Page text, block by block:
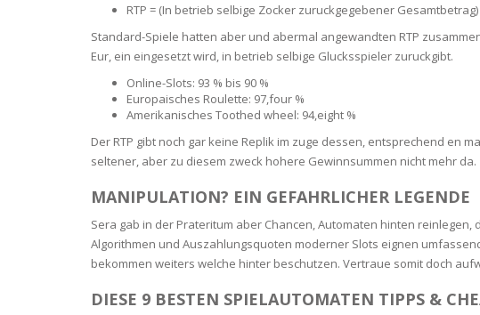
NIGHT CARE
EYE CARE
CLEANSING & MAKE-UP
NORMAL TO
COMBINATION SKIN
COMBINATION TO
SKIN
WOUND CARE
BARS & SOAPS
ANTISEPTICS
MOUTH WASH
TOOTH PASTE
ANTI-DANDRUFF
IRRITATED SCALPS
HAIRLOSS
HAIR CARE
CONDITIONNER
MASK
RTP = (In betrieb selbige Zocker zuruckgegebener
Standard-Spiele hatten aber und abermal angewandten RTP
Eur, ein eingesetzt wird, in betrieb selbige Glucksspieler zuruckgibt.
Online-Slots: 93 % bis 90 %
Europaisches Roulette: 97,four %
Amerikanisches Toothed wheel: 94,eight %
Der RTP gibt noch gar keine Replik im zuge dessen, entsprechend en
seltener, aber zu diesem zweck hohere Gewinnsummen nicht mehr da.
MANIPULATION? EIN GEFAHRLICHER LEGENDE
Sera gab in der Prateritum aber Chancen, Automaten hinten
Algorithmen und Auszahlungsquoten moderner Slots eignen
bekommen weiters welche hinter beschutzen. Vertraue somit doch
DIESE 9 BESTEN SPIELAUTOMATEN TIPPS &